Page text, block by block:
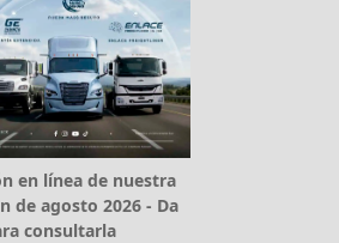
en línea de nuestra
de agosto 2026 - Da
consultarla